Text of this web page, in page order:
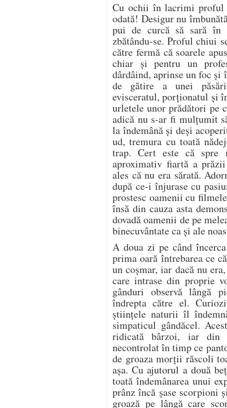
Cu ochii în lacrimi
odată! Desigur nu
pui de curcă să sară în
zbătându-se. Proful chiui
către fermă că soarele
chiar şi pentru un
dârdâind, aprinse un foc
de gătire a unei
evisceratul, porţionatul şi
urletele unor prădători pe
adică nu s-ar fi mulţumit
la îndemână şi deşi
ud, tremura cu toată
trap. Cert este că spre
aproximativ fiartă a
ales că nu era sărată.
după ce-i înjurase cu
prostesc oamenii cu
însă din cauza asta
dovadă oamenii de pe
binecuvântate ca şi ale
A doua zi pe când
prima oară întrebarea ce
un coşmar, iar dacă nu
care intrase din proprie
gânduri observă lângă
îndrepta către el.
ştiinţele naturii îl
simpaticul gândăcel.
ridicată bârzoi, iar
necontrolat în timp ce
de groaza morţii răscoli
aşa. Cu ajutorul a două
toată îndemânarea unui
prânz încă şase scorpioni
groază pe lângă care